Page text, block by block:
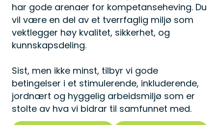
har gode arenaer for kompetanseheving. Du
vil være en del av et tverrfaglig miljø som
vektlegger høy kvalitet, sikkerhet, og
kunnskapsdeling.
Sist, men ikke minst, tilbyr vi gode
betingelser i et stimulerende, inkluderende,
jordnært og hyggelig arbeidsmiljø som er
stolte av hva vi bidrar til samfunnet med.